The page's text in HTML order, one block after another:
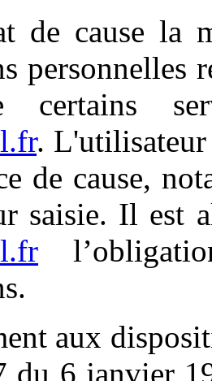
de cause la
personnelles
certains
.
de cause,
saisie. Il est
aux
du 6 janvier